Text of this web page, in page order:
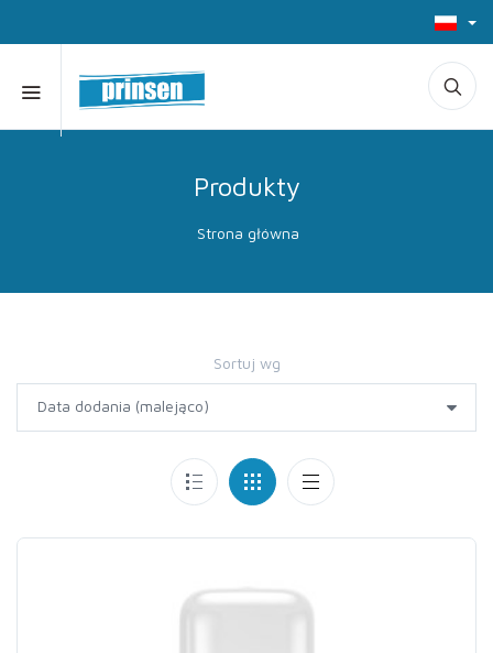
Produkty
Strona główna
Sortuj wg